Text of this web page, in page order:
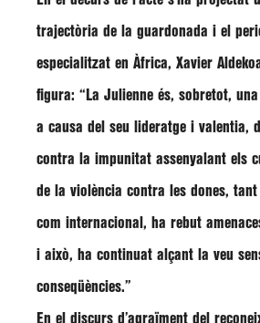
trajectòria de la guardonada i el
especialitzat en Àfrica, Xavier
figura: “ La Julienne és, sobretot,
a causa del seu lideratge i valentia,
contra la impunitat assenyalant els
de la violència contra les dones, tant
com internacional, ha rebut
i això, ha continuat alçant la veu
conseqüències.”
En el discurs d’agraïment del